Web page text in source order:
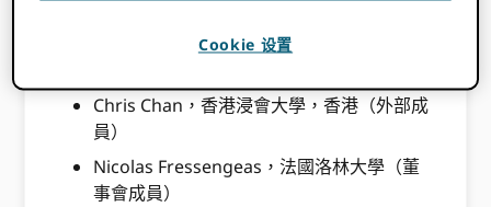
提名委員會, 我期待著與其他委
員會成員在這個過程中密切合作：
Chris Chan，香港浸會大學，香港（外部成
員）
Nicolas Fressengeas，法國洛林大學（董
事會成員）
Cookie 设置